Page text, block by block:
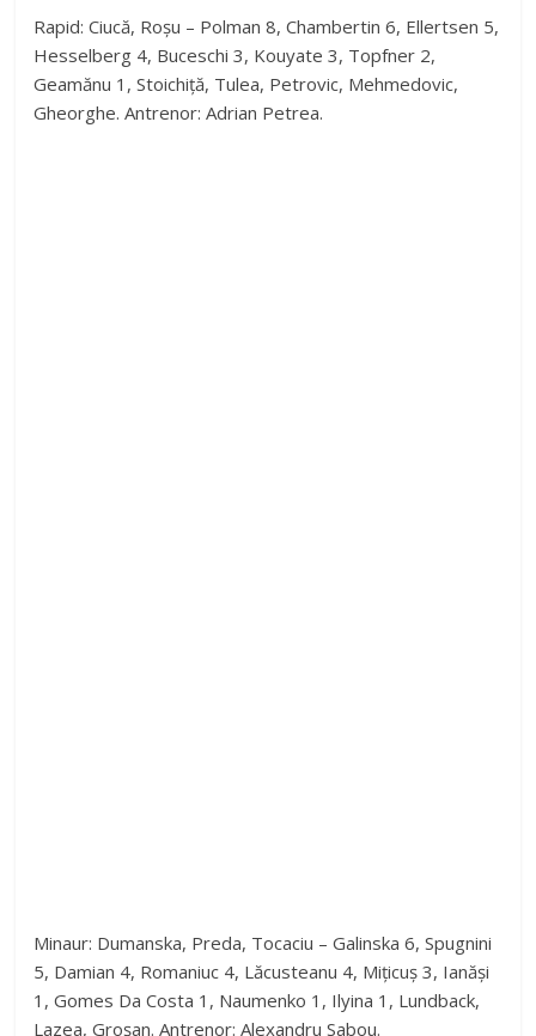
V
i
Rapid: Ciucă, Roșu – Polman 8, Chambertin 6, Ellertsen 5,
Hesselberg 4, Buceschi 3, Kouyate 3, Topfner 2,
Geamănu 1, Stoichiță, Tulea, Petrovic, Mehmedovic,
Gheorghe. Antrenor: Adrian Petrea.
Minaur: Dumanska, Preda, Tocaciu – Galinska 6, Spugnini
5, Damian 4, Romaniuc 4, Lăcusteanu 4, Mițicuș 3, Ianăși
1, Gomes Da Costa 1, Naumenko 1, Ilyina 1, Lundback,
Lazea, Groșan. Antrenor: Alexandru Sabou.